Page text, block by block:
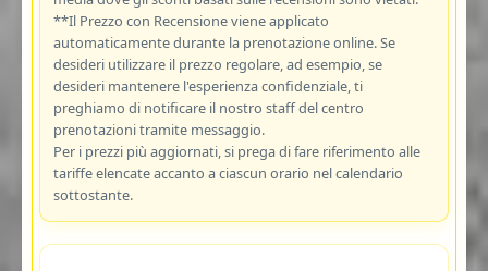
**Il Prezzo con Recensione viene applicato
automaticamente durante la prenotazione online. Se
desideri utilizzare il prezzo regolare, ad esempio, se
desideri mantenere l'esperienza confidenziale, ti
preghiamo di notificare il nostro staff del centro
prenotazioni tramite messaggio.
Per i prezzi più aggiornati, si prega di fare riferimento alle
tariffe elencate accanto a ciascun orario nel calendario
sottostante.